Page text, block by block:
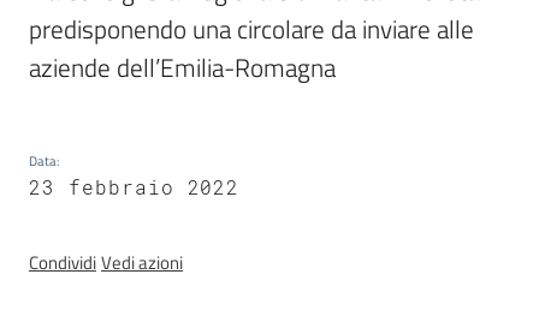
Argomenti
Per i cittadini
predisponendo una circolare da inviare alle
aziende dell’Emilia-Romagna
Data:
23 febbraio 2022
CondividiVedi azioni